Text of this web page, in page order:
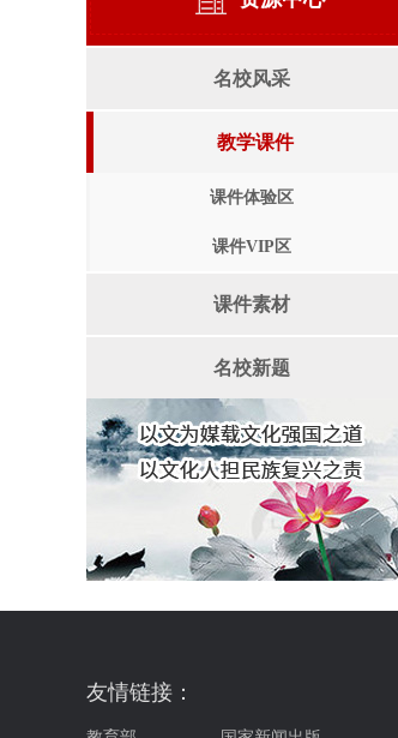
名校风采
教学课件
课件体验区
课件VIP区
课件素材
名校新题
友情链接：